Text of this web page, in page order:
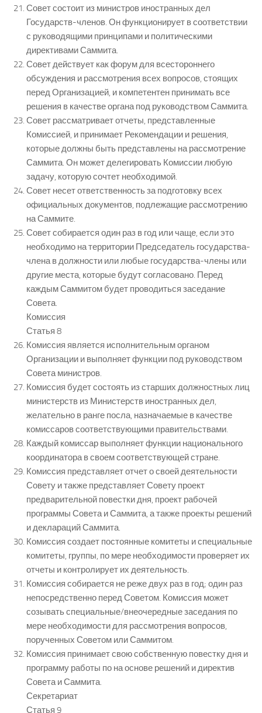
Совет состоит из министров иностранных дел
Государств-членов. Он функционирует в соответствии
с руководящими принципами и политическими
директивами Саммита.
Совет действует как форум для всестороннего
обсуждения и рассмотрения всех вопросов, стоящих
перед Организацией, и компетентен принимать все
решения в качестве органа под руководством Саммита.
Совет рассматривает отчеты, представленные
Комиссией, и принимает Рекомендации и решения,
которые должны быть представлены на рассмотрение
Саммита. Он может делегировать Комиссии любую
задачу, которую сочтет необходимой.
Совет несет ответственность за подготовку всех
официальных документов, подлежащие рассмотрению
на Саммите.
Совет собирается один раз в год или чаще, если это
необходимо на территории Председатель государства-
члена в должности или любые государства-члены или
другие места, которые будут согласовано. Перед
каждым Саммитом будет проводиться заседание
Совета.
Комиссия
Статья 8
Комиссия является исполнительным органом
Организации и выполняет функции под руководством
Совета министров.
Комиссия будет состоять из старших должностных лиц
министерств из Министерств иностранных дел,
желательно в ранге посла, назначаемые в качестве
комиссаров соответствующими правительствами.
Каждый комиссар выполняет функции национального
координатора в своем соответствующей стране.
Комиссия представляет отчет о своей деятельности
Совету и также представляет Совету проект
предварительной повестки дня, проект рабочей
программы Совета и Саммита, а также проекты решений
и деклараций Саммита.
Комиссия создает постоянные комитеты и специальные
комитеты, группы, по мере необходимости проверяет их
отчеты и контролирует их деятельность.
Комиссия собирается не реже двух раз в год; один раз
непосредственно перед Советом. Комиссия может
созывать специальные/внеочередные заседания по
мере необходимости для рассмотрения вопросов,
порученных Советом или Саммитом.
Комиссия принимает свою собственную повестку дня и
программу работы по на основе решений и директив
Совета и Саммита.
Секретариат
Статья 9